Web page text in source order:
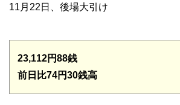
11月22日、後場大引け
23,112円88銭
前日比74円30銭高